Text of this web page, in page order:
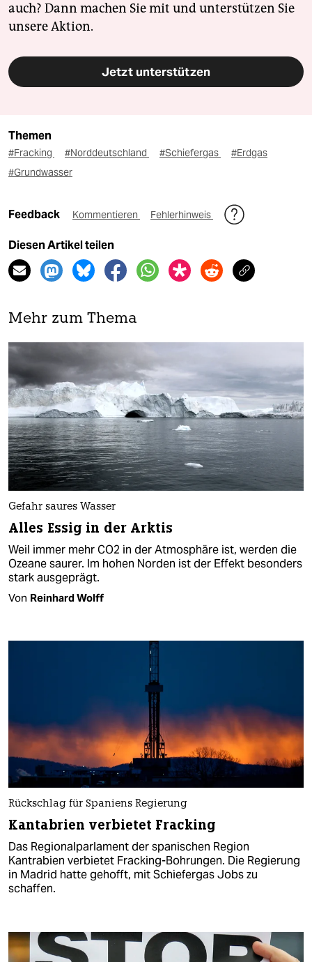
auch? Dann machen Sie mit und unterstützen Sie
unsere Aktion.
Jetzt unterstützen
Themen
#Fracking #Norddeutschland #Schiefergas
#Erdgas
#Grundwasser
Feedback Kommentieren Fehlerhinweis
Diesen Artikel teilen
Mehr zum Thema
Gefahr saures Wasser
Alles Essig in der Arktis
Weil immer mehr CO2 in der Atmosphäre ist, werden die
Ozeane saurer. Im hohen Norden ist der Effekt besonders
stark ausgeprägt.
Von Reinhard Wolff
Rückschlag für Spaniens Regierung
Kantabrien verbietet Fracking
Das Regionalparlament der spanischen Region
Kantrabien verbietet Fracking-Bohrungen. Die Regierung
in Madrid hatte gehofft, mit Schiefergas Jobs zu
schaffen.